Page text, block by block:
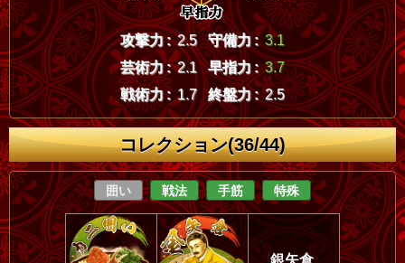
攻撃力 : 2.5 守備力 : 3.1
芸術力 : 2.1 早指力 : 3.7
戦術力 : 1.7 終盤力 : 2.5
コレクション(36/44)
囲い 戦法 手筋 特殊
銀矢倉